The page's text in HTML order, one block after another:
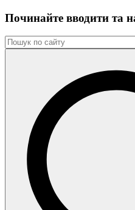
Починайте вводити та